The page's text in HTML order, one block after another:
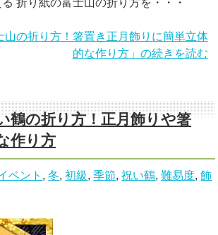
山の折り方！箸置き正月飾りに簡単立体
的な作り方」の続きを読む
鶴の折り方！正月飾りや箸
作り方
ベント ,冬,初級,季節,祝い鶴,難易度,飾